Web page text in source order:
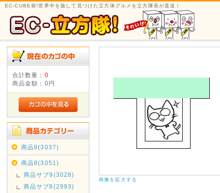
EC-CUBE発!世界中を旅して見つけた立方体グルメを立方隊長が直送！
合計数量： 0
商品金額： 0円
商品9(3037)
商品8(3051)
商品サブ9(3028)
商品サブ8(2993)
画像を拡大する